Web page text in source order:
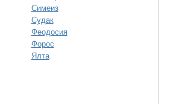
Симеиз
Судак
Феодосия
Форос
Ялта